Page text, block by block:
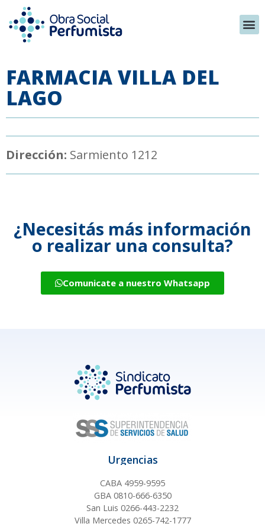
FARMACIA VILLA DEL
LAGO
Dirección: Sarmiento 1212
¿Necesitás más información
o realizar una consulta?
Comunicate a nuestro Whatsapp
Urgencias
CABA 4959-9595
GBA 0810-666-6350
San Luis 0266-443-2232
Villa Mercedes 0265-742-1777